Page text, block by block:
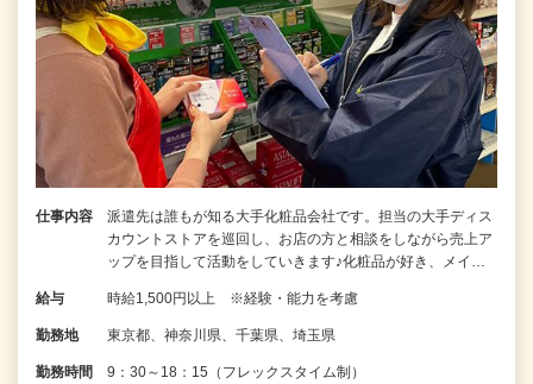
仕事内容
派遣先は誰もが知る大手化粧品会社です。担当の大手ディス
カウントストアを巡回し、お店の方と相談をしながら売上ア
ップを目指して活動をしていきます♪化粧品が好き、メイ…
給与 時給1,500円以上 ※経験・能力を考慮
勤務地 東京都、神奈川県、千葉県、埼玉県
勤務時間 9：30～18：15（フレックスタイム制）